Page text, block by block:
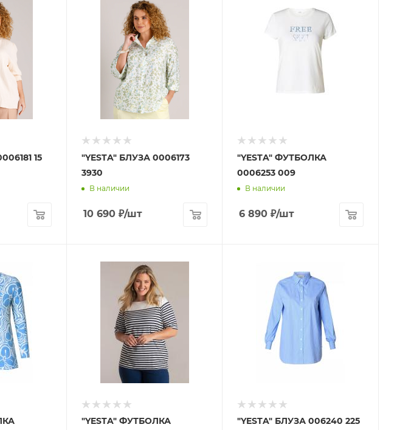
15
"YESTA" БЛУЗА 0006173
3930
В наличии
10 690₽/шт
"YESTA" ФУТБОЛКА
0006253 009
В наличии
6 890 ₽/шт
"YESTA" ФУТБОЛКА
"YESTA" БЛУЗА 006240 225